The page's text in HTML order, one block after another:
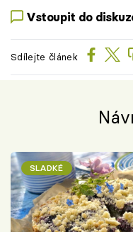
Vstoupit do
Sdílejte článek
SLADKÉ